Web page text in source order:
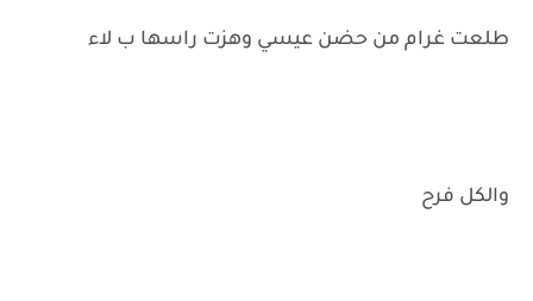
طلعت غرام من حضن عيسي وهزت راسها ب لاء
والكل فرح